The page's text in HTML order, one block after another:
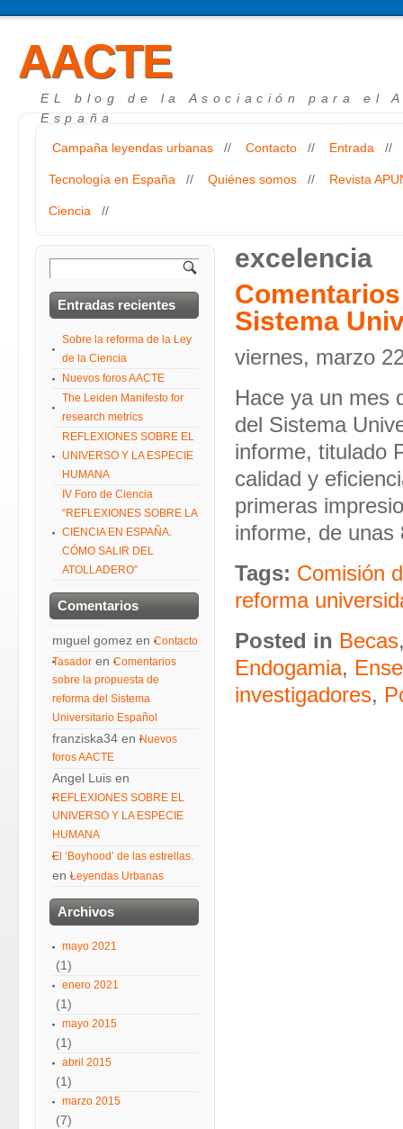
AACTE
EL blog de la Asociación para el
España
Campaña leyendas urbanas // Contacto // Entrada //
Tecnología en España // Quiénes somos // Revista
Ciencia //
excelencia
Sistema
viernes, marzo
Hace ya un mes
del Sistema
informe, titulado
calidad y
primeras
informe, de
Tags: Comisión
reforma
Posted in Becas
Endogamia,
investigadores,
Entradas recientes
Sobre la reforma de la Ley
de la Ciencia
Nuevos foros AACTE
The Leiden Manifesto for
research metrics
REFLEXIONES SOBRE EL
UNIVERSO Y LA ESPECIE
HUMANA
IV Foro de Ciencia
“REFLEXIONES SOBRE LA
CIENCIA EN ESPAÑA.
CÓMO SALIR DEL
ATOLLADERO”
Comentarios
recientes
miguel gomez en Contacto
Tasador en Comentarios
sobre la propuesta de
reforma del Sistema
Universitario Español
franziska34 en Nuevos
foros AACTE
Angel Luis en
REFLEXIONES SOBRE EL
UNIVERSO Y LA ESPECIE
HUMANA
El ‘Boyhood’ de las estrellas.
en Leyendas Urbanas
Archivos
mayo 2021
(1)
enero 2021
(1)
mayo 2015
(1)
abril 2015
(1)
marzo 2015
(7)